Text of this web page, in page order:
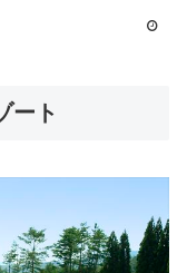
ート